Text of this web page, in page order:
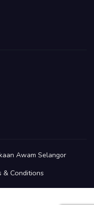
Awam Selangor
& Conditions